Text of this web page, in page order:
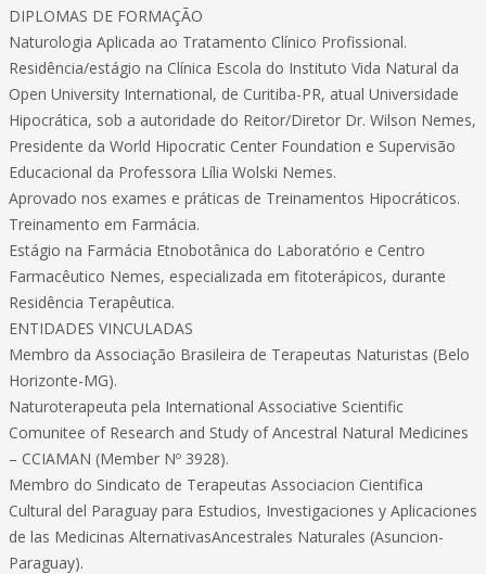
DIPLOMAS DE FORMAÇÃO
Naturologia Aplicada ao Tratamento Clínico Profissional.
Residência/estágio na Clínica Escola do Instituto Vida Natural da
Open University International, de Curitiba-PR, atual Universidade
Hipocrática, sob a autoridade do Reitor/Diretor Dr. Wilson Nemes,
Presidente da World Hipocratic Center Foundation e Supervisão
Educacional da Professora Lília Wolski Nemes.
Aprovado nos exames e práticas de Treinamentos Hipocráticos.
Treinamento em Farmácia.
Estágio na Farmácia Etnobotânica do Laboratório e Centro
Farmacêutico Nemes, especializada em fitoterápicos, durante
Residência Terapêutica.
ENTIDADES VINCULADAS
Membro da Associação Brasileira de Terapeutas Naturistas (Belo
Horizonte-MG).
Naturoterapeuta pela International Associative Scientific
Comunitee of Research and Study of Ancestral Natural Medicines
– CCIAMAN (Member Nº 3928).
Membro do Sindicato de Terapeutas Associacion Cientifica
Cultural del Paraguay para Estudios, Investigaciones y Aplicaciones
de las Medicinas AlternativasAncestrales Naturales (Asuncion-
Paraguay).